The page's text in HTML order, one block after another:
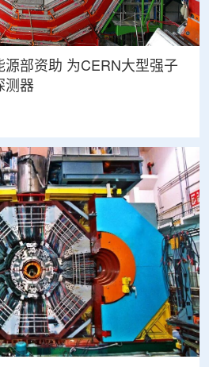
源部资助 为CERN大型强子
测器